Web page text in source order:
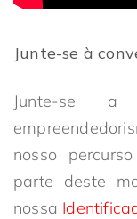
Junte-se à
Junte-se
nosso
parte deste
nossa